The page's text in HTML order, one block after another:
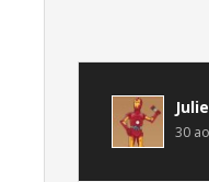
30